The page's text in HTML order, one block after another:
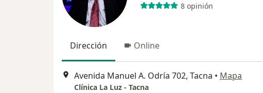
8 opinión
Dirección Online
Avenida Manuel A. Odría 702, Tacna • Mapa
Clínica La Luz - Tacna